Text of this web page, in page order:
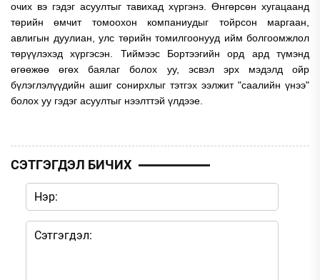
очих вэ гэдэг асуултыг тавихад хүргэнэ. Өнгөрсөн хугацаанд
төрийн өмчит томоохон компаниудыг тойрсон маргаан,
авлигын дуулиан, улс төрийн томилгоонууд ийм болгоомжлол
төрүүлэхэд хүргэсэн. Тиймээс Бортээгийн орд ард түмэнд
өгөөжөө өгөх баялаг болох уу, эсвэл эрх мэдэлд ойр
бүлэглэлүүдийн ашиг сонирхлыг тэтгэх ээлжит "саалийн үнээ"
болох уу гэдэг асуултыг нээлттэй үлдээе.
СЭТГЭГДЭЛ БИЧИХ